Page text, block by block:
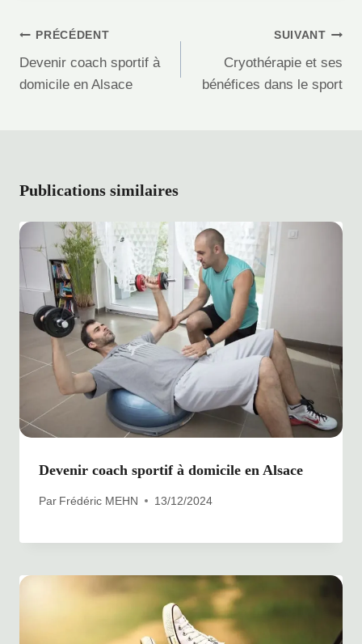
Navigation
PRÉCÉDENT
Devenir coach sportif à
domicile en Alsace
SUIVANT
Cryothérapie et ses
bénéfices dans le sport
Publications similaires
Devenir coach sportif à domicile en Alsace
Par Frédéric MEHN 13/12/2024